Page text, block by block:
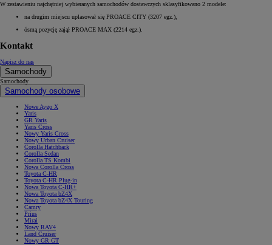
W zestawieniu najchętniej wybieranych samochodów dostawczych sklasyfikowano 2 modele:
na drugim miejscu uplasował się PROACE CITY (3207 egz.),
ósmą pozycję zajął PROACE MAX (2214 egz.).
Kontakt
Napisz do nas
Samochody
Samochody
Samochody osobowe
Nowe Aygo X
Yaris
GR Yaris
Yaris Cross
Nowy Yaris Cross
Nowy Urban Cruiser
Corolla Hatchback
Corolla Sedan
Corolla TS Kombi
Nowa Corolla Cross
Toyota C-HR
Toyota C-HR Plug-in
Nowa Toyota C-HR+
Nowa Toyota bZ4X
Nowa Toyota bZ4X Touring
Camry
Prius
Mirai
Nowy RAV4
Land Cruiser
Nowy GR GT